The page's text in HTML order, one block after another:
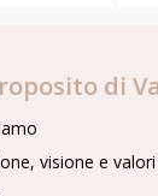
di
visione e